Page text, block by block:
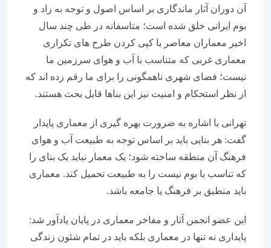
آن دوران آثار ماندگاری بر اساس اصول و توجه به زاد و
بوم ایرانی خلق شده است؛ متاسفانه در طی چند سال
اخیر معماران معاصر با کپی کردن طرح های تکراری
معماری غربی که متناسب با آب و هوای سرزمین ما
نیست؛ فضای شهری ناهمگونی را برای ما رقم زده اند که
از نظر استحکام و امنیت نیز این بناها قابل بحث هستند.
تهرانی با اشاره به ضرورت بهره گیری از معماری پایدار
گفت: هر بنایی باید بر اساس توجه به طبیعت آب و هوای
فرهنگ آن منطقه ساخته شود؛ یک معمار نباید یک بنای را
که تناسب با بوم نیست را به طبیعت تحمیل کند. معماری
باید منطبق بر فرهنگ یا جامعه باشد.
این عضو انجمن آثار و مفاخر معماری در پایان یادآور شد:
پایداری نه تنها در معماری بلکه باید در تمام شئون زندگی